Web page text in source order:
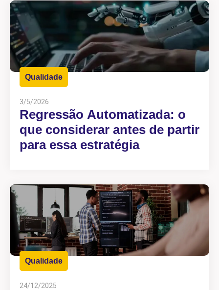
Qualidade
3/5/2026
Regressão Automatizada: o
que considerar antes de partir
para essa estratégia
Qualidade
24/12/2025